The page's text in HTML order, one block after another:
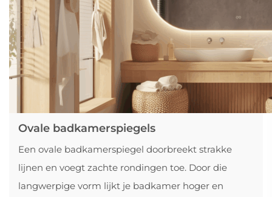
Ovale badkamerspiegels
Een ovale badkamerspiegel doorbreekt strakke
lijnen en voegt zachte rondingen toe. Door die
langwerpige vorm lijkt je badkamer hoger en